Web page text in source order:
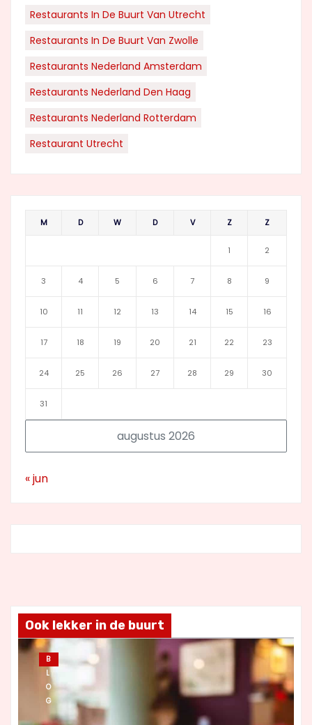
Restaurants In De Buurt Van Utrecht
Restaurants In De Buurt Van Zwolle
Restaurants Nederland Amsterdam
Restaurants Nederland Den Haag
Restaurants Nederland Rotterdam
Restaurant Utrecht
augustus 2026
M D W D V Z Z
1 2
3 4 5 6 7 8 9
10 11 12 13 14 15 16
17 18 19 20 21 22 23
24 25 26 27 28 29 30
31
« jun
Ook lekker in de buurt
B
L
O
G